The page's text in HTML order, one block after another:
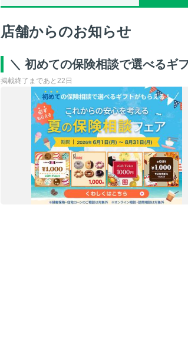
店舗からのお知らせ
＼ 初めての保険相談で選べるギ
掲載終了まであと22日